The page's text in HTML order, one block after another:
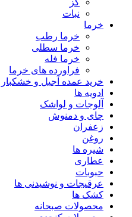
نبات
خرما
خرما رطب
خرما سطلی
خرما فله
فراورده های خرما
خرید عمده آجیل و خشکبار
ادویه ها
آلوجات و لواشک
چای و دمنوش
زعفران
روغن
شیره ها
عطاری
حبوبات
عرقیجات و نوشیدنی ها
کشک ها
محصولات صبحانه